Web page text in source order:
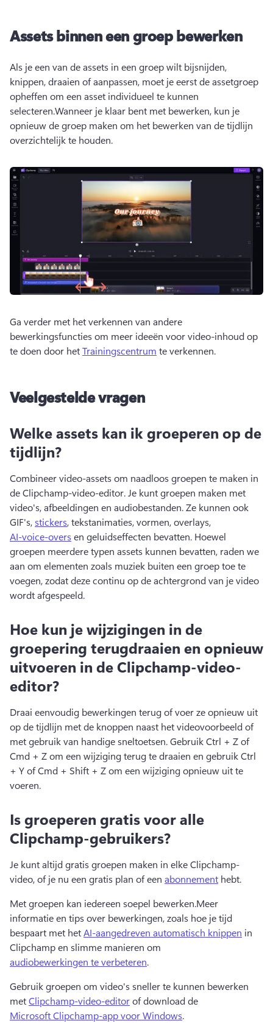
Assets binnen een groep bewerken
Als je een van de assets in een groep wilt bijsnijden,
knippen, draaien of aanpassen, moet je eerst de assetgroep
opheffen om een asset individueel te kunnen
selecteren.Wanneer je klaar bent met bewerken, kun je
opnieuw de groep maken om het bewerken van de tijdlijn
overzichtelijk te houden.
Ga verder met het verkennen van andere
bewerkingsfuncties om meer ideeën voor video-inhoud op
te doen door het Trainingscentrum te verkennen.
Veelgestelde vragen
Welke assets kan ik groeperen op de
tijdlijn?
Combineer video-assets om naadloos groepen te maken in
de Clipchamp-video-editor. Je kunt groepen maken met
video's, afbeeldingen en audiobestanden. Ze kunnen ook
GIF's, stickers, tekstanimaties, vormen, overlays,
AI-voice-overs en geluidseffecten bevatten. Hoewel
groepen meerdere typen assets kunnen bevatten, raden we
aan om elementen zoals muziek buiten een groep toe te
voegen, zodat deze continu op de achtergrond van je video
wordt afgespeeld.
Hoe kun je wijzigingen in de
groepering terugdraaien en opnieuw
uitvoeren in de Clipchamp-video-
editor?
Draai eenvoudig bewerkingen terug of voer ze opnieuw uit
op de tijdlijn met de knoppen naast het videovoorbeeld of
met gebruik van handige sneltoetsen. Gebruik Ctrl + Z of
Cmd + Z om een wijziging terug te draaien en gebruik Ctrl
+ Y of Cmd + Shift + Z om een wijziging opnieuw uit te
voeren.
Is groeperen gratis voor alle
Clipchamp-gebruikers?
Je kunt altijd gratis groepen maken in elke Clipchamp-
video, of je nu een gratis plan of een abonnement hebt.
Met groepen kan iedereen soepel bewerken.Meer
informatie en tips over bewerkingen, zoals hoe je tijd
bespaart met het AI-aangedreven automatisch knippen in
Clipchamp en slimme manieren om
audiobewerkingen te verbeteren.
Gebruik groepen om video's sneller te kunnen bewerken
met Clipchamp-video-editor of download de
Microsoft Clipchamp-app voor Windows.